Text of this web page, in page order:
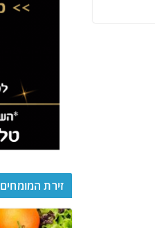
זירת המומחים